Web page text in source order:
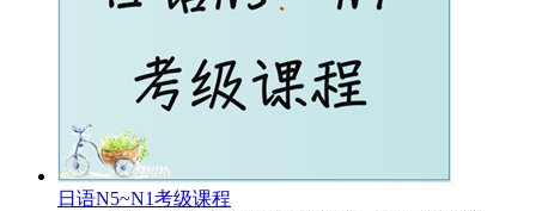
日语N5~N1考级课程